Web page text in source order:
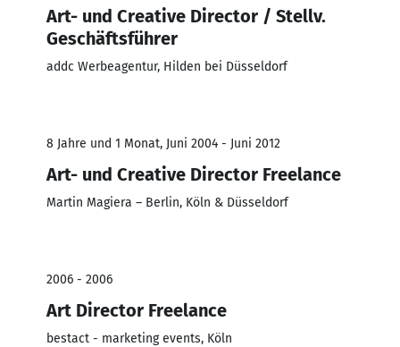
Art- und Creative Director / Stellv.
Geschäftsführer
addc Werbeagentur, Hilden bei Düsseldorf
8 Jahre und 1 Monat, Juni 2004 - Juni 2012
Art- und Creative Director Freelance
Martin Magiera – Berlin, Köln & Düsseldorf
2006 - 2006
Art Director Freelance
bestact - marketing events, Köln